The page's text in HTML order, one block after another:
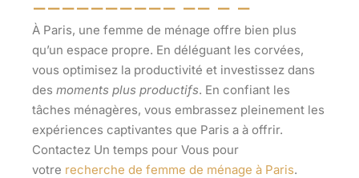
À Paris, une femme de ménage offre bien plus
qu’un espace propre. En déléguant les corvées,
vous optimisez la productivité et investissez dans
des moments plus productifs. En confiant les
tâches ménagères, vous embrassez pleinement les
expériences captivantes que Paris a à offrir.
Contactez Un temps pour Vous pour
votre recherche de femme de ménage à Paris.